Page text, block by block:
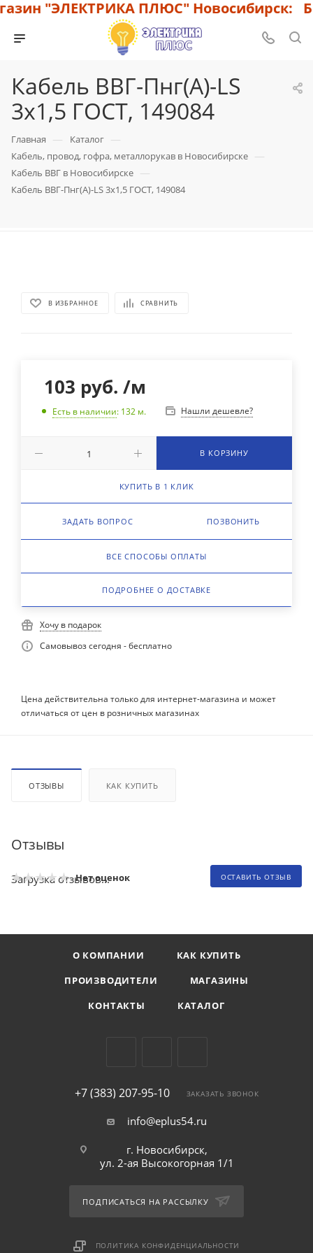
"ЭЛЕКТРИКА ПЛЮС" Новосибирск:
Кабель ВВГ-Пнг(А)-LS
3х1,5 ГОСТ, 149084
Главная — Каталог —
Кабель, провод, гофра, металлорукав в Новосибирске —
Кабель ВВГ в Новосибирске —
Кабель ВВГ-Пнг(А)-LS 3х1,5 ГОСТ, 149084
В ИЗБРАННОЕ СРАВНИТЬ
103 руб. /м
Есть в наличии: 132 м. Нашли дешевле?
В КОРЗИНУ
КУПИТЬ В 1 КЛИК
ЗАДАТЬ ВОПРОС ПОЗВОНИТЬ
ВСЕ СПОСОБЫ ОПЛАТЫ
ПОДРОБНЕЕ О ДОСТАВКЕ
Хочу в подарок
Самовывоз сегодня - бесплатно
Цена действительна только для интернет-магазина и может
отличаться от цен в розничных магазинах
ОТЗЫВЫ КАК КУПИТЬ
Отзывы
Нет оценок ОСТАВИТЬ ОТЗЫВ
Загрузка отзывов...
О КОМПАНИИ
КАК КУПИТЬ
ПРОИЗВОДИТЕЛИ
МАГАЗИНЫ
КОНТАКТЫ
КАТАЛОГ
+7 (383) 207-95-10 ЗАКАЗАТЬ ЗВОНОК
info@eplus54.ru
г. Новосибирск,
ул. 2-ая Высокогорная 1/1
ПОДПИСАТЬСЯ НА РАССЫЛКУ
ПОЛИТИКА КОНФИДЕНЦИАЛЬНОСТИ